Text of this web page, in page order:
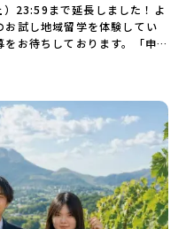
かねる場合がございます。
ださい。・参加取消や急遽
決定後の参加お取り消しはご
場合はお早めに事務局まで
やむを得ない参加お取り消
せていただきます。ご了承
7月17日＞から、【キャンセル
】・21日目にあたる日以
目-2日目：30％・プログラム
日当日：50％・ご連絡無しで
除：100％・催行中止について
せる可能性があります。そ
連絡いたします。又、最少催
週間前までに催行中止の旨を
樹町プログラム説明会〜
たい方へ〜全体説明を聞いた
の？」「どんな町なの？」
樹町ならではの豊かな文化
ぷりとお伝えします。日
どんなとこ
申し込み：https://c-
ぞ！「はじめての一人旅だ
？」そんな保護者様の不安
スタッフが直接お答えしま
、ぜひご自宅からリラックス
必ずご確認ください・参加
)12：00 から 6月15日(月)
える！「おためし地域留学」
容を詳しく知りたい方や、お
でのオンライン配信を行い
、以下の2つのステップをご
イン説明会（アーカイブ動画
学」を知りたい方へ〜日本
「おためし地域留学」の全
した。中学生一人での参加
全面」や「事務局のサポー
す。ぜひ、ご自宅からお気
画を視聴する]YouTube：
グラムでは、この松川地熱
アート体験」をすることが
ラを使った幻想的なグラデ
みてください！さらに八幡
がとても美味しい地域で
の郷土料理」を味わって楽
化が魅力的な八幡平市で、
いらだて）高校」の高校生
験していただきます。他に
った岩手県八幡平市で五感
してみませんか？地域と一
舘（たいらだて）高校」と
てくれる高校生は「平舘（た
の特徴は「地域と一体にな
）23:59まで延長しました！よ
お試し地域留学を体験してい
お待ちしております。「申
という方も、この機会にぜ
より締め切りを早める場合
い！-------奨学金のお知らせ-
海道の高校留学に【毎月2
歩踏み出す、あなたの未来
ら-----------------------------
前から続く自然と人の暮らし
もに生きる豊かさに触れ、
か？「地元以外の地域の暮
い！」「大自然と生き物が好